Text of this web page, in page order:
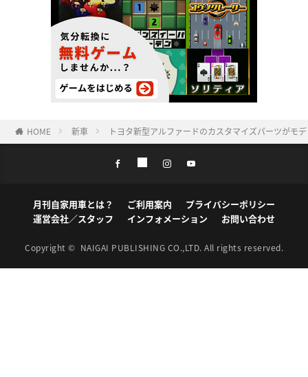
HOME 新車 トヨタ新型アルファードのカスタマイズパーツが
月刊自家用車とは？ ご利用案内
プライバシーポリシー
運営会社／スタッフ
インフォメーション お問い合わせ
Copyright © NAIGAI PUBLISHING CO.,LTD. All rights reserved.